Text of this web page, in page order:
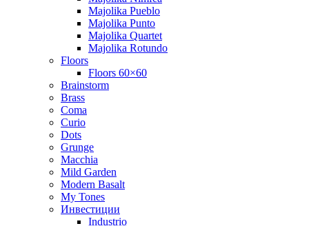
Majolika Pueblo
Majolika Punto
Majolika Quartet
Majolika Rotundo
Floors
Floors 60×60
Brainstorm
Brass
Coma
Curio
Dots
Grunge
Macchia
Mild Garden
Modern Basalt
My Tones
Инвестиции
Industrio